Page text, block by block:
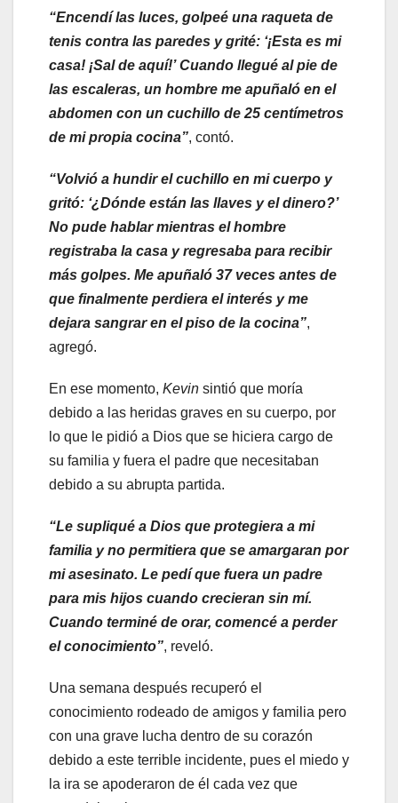
“Encendí las luces, golpeé una raqueta de
tenis contra las paredes y grité: ‘¡Esta es mi
casa! ¡Sal de aquí!’ Cuando llegué al pie de
las escaleras, un hombre me apuñaló en el
abdomen con un cuchillo de 25 centímetros
de mi propia cocina”, contó.
“Volvió a hundir el cuchillo en mi cuerpo y
gritó: ‘¿Dónde están las llaves y el dinero?’
No pude hablar mientras el hombre
registraba la casa y regresaba para recibir
más golpes. Me apuñaló 37 veces antes de
que finalmente perdiera el interés y me
dejara sangrar en el piso de la cocina”,
agregó.
En ese momento, Kevin sintió que moría
debido a las heridas graves en su cuerpo, por
lo que le pidió a Dios que se hiciera cargo de
su familia y fuera el padre que necesitaban
debido a su abrupta partida.
“Le supliqué a Dios que protegiera a mi
familia y no permitiera que se amargaran por
mi asesinato. Le pedí que fuera un padre
para mis hijos cuando crecieran sin mí.
Cuando terminé de orar, comencé a perder
el conocimiento”, reveló.
Una semana después recuperó el
conocimiento rodeado de amigos y familia pero
con una grave lucha dentro de su corazón
debido a este terrible incidente, pues el miedo y
la ira se apoderaron de él cada vez que